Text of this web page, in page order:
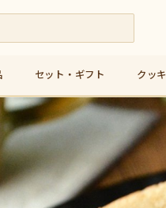
セット・ギフト クッ
｜九州産米粉